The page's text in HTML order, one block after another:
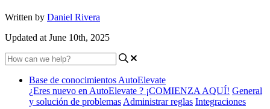
Written by Daniel Rivera
Updated at June 10th, 2025
Base de conocimientos AutoElevate
¿Eres nuevo en AutoElevate ? ¡COMIENZA AQUÍ! General
y solución de problemas Administrar reglas Integraciones